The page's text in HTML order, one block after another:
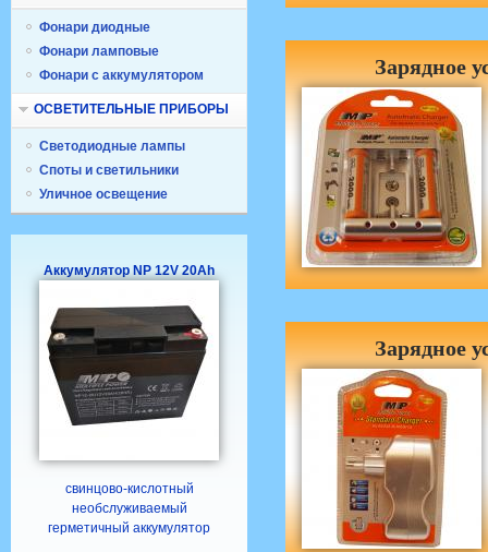
Фонари диодные
Фонари ламповые
Фонари с аккумулятором
ОСВЕТИТЕЛЬНЫЕ ПРИБОРЫ
Светодиодные лампы
Споты и светильники
Уличное освещение
Аккумулятор NP 12V 20Ah
свинцово-кислотный
необслуживаемый
герметичный аккумулятор
Зарядное
Зарядное